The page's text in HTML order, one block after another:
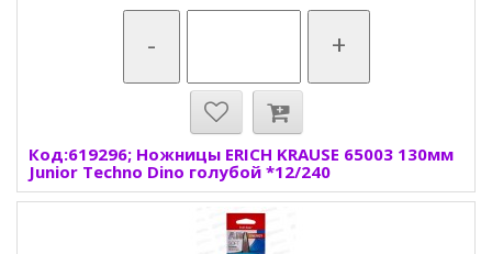
- +
Код:619296; Ножницы ERICH KRAUSE 65003 130мм
Junior Techno Dino голубой *12/240